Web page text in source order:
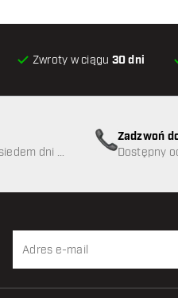
Zwroty w ciągu 30 dni
klienta niedostępna
dni w
Zadzwoń
89
Dostępny